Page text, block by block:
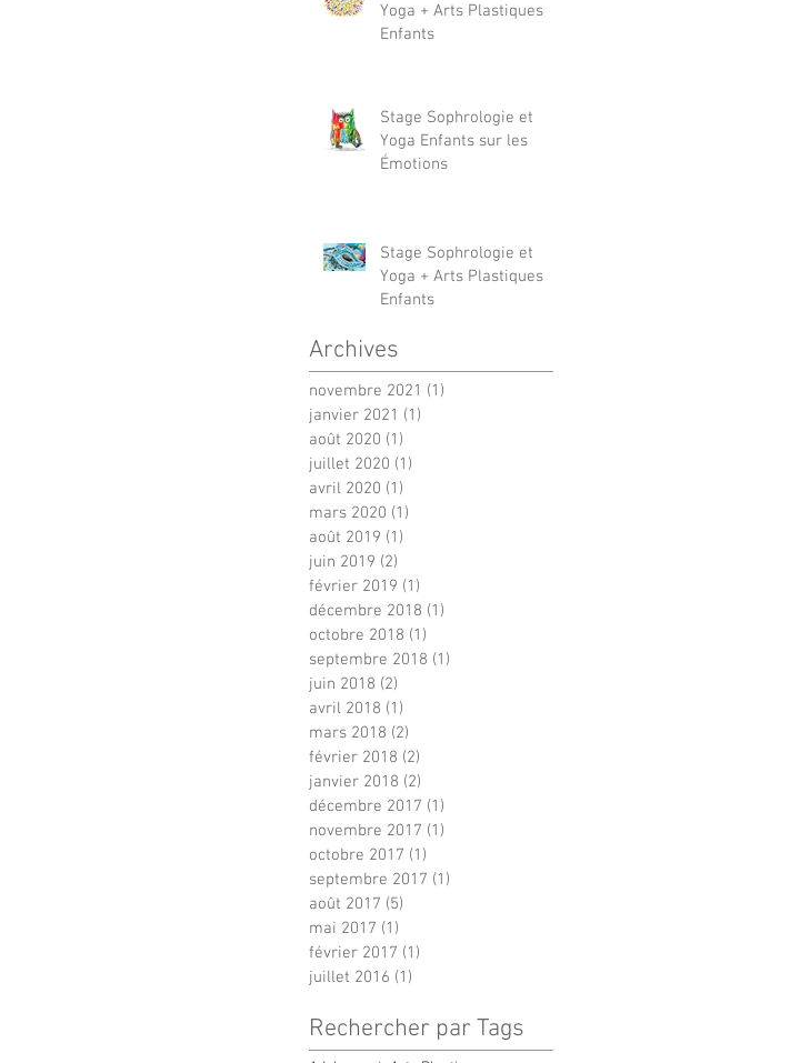
Yoga + Arts Plastiques
Enfants
Stage Sophrologie et
Yoga Enfants sur les
Émotions
Stage Sophrologie et
Yoga + Arts Plastiques
Enfants
Archives
novembre 2021 (1)
janvier 2021 (1)
août 2020 (1)
juillet 2020 (1)
avril 2020 (1)
mars 2020 (1)
août 2019 (1)
juin 2019 (2)
février 2019 (1)
décembre 2018 (1)
octobre 2018 (1)
septembre 2018 (1)
juin 2018 (2)
avril 2018 (1)
mars 2018 (2)
février 2018 (2)
janvier 2018 (2)
décembre 2017 (1)
novembre 2017 (1)
octobre 2017 (1)
septembre 2017 (1)
août 2017 (5)
mai 2017 (1)
février 2017 (1)
juillet 2016 (1)
Rechercher par Tags